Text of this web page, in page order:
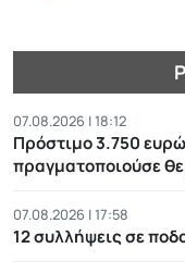
07.08.2026 | 18:12
Πρόστιμο 3.750
πραγματοποιούσε
07.08.2026 | 17:58
12 συλλήψεις σε